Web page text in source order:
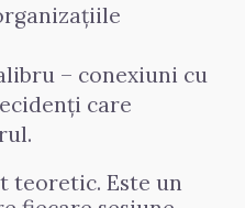
– conexiuni cu
care
teoretic. Este un